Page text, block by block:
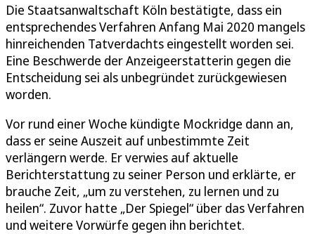
Die Staatsanwaltschaft Köln bestätigte, dass ein
entsprechendes Verfahren Anfang Mai 2020 mangels
hinreichenden Tatverdachts eingestellt worden sei.
Eine Beschwerde der Anzeigeerstatterin gegen die
Entscheidung sei als unbegründet zurückgewiesen
worden.
Vor rund einer Woche kündigte Mockridge dann an,
dass er seine Auszeit auf unbestimmte Zeit
verlängern werde. Er verwies auf aktuelle
Berichterstattung zu seiner Person und erklärte, er
brauche Zeit, „um zu verstehen, zu lernen und zu
heilen“. Zuvor hatte „Der Spiegel“ über das Verfahren
und weitere Vorwürfe gegen ihn berichtet.